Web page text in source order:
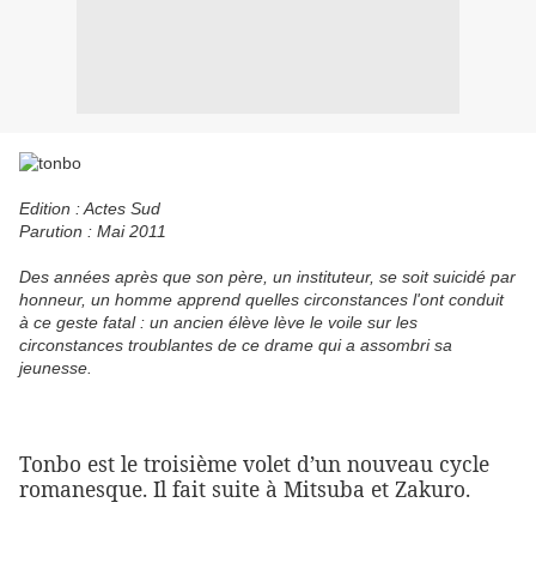
Edition : Actes Sud
Parution : Mai 2011
Des années après que son père, un instituteur, se soit suicidé par
honneur, un homme apprend quelles circonstances l'ont conduit
à ce geste fatal : un ancien élève lève le voile sur les
circonstances troublantes de ce drame qui a assombri sa
jeunesse.
Tonbo est le troisième volet d’un nouveau cycle
romanesque. Il fait suite à Mitsuba et Zakuro.